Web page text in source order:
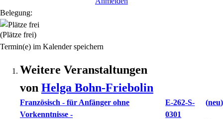
Belegung:
(Plätze frei)
Termin(e) im Kalender speichern
Weitere Veranstaltungen
von Helga Bohn-Friebolin
Französisch - für Anfänger ohne
Vorkenntnisse -
E-262-S-
0301
neu